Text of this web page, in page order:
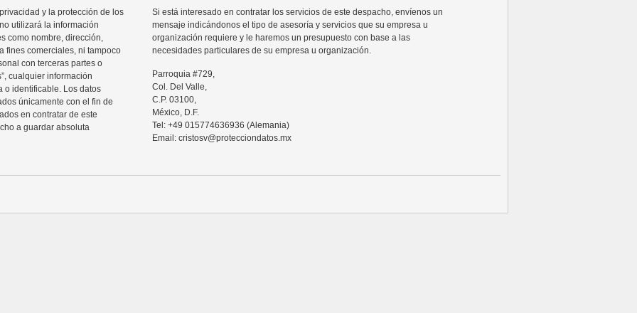
y la protección de los
utilizará la información
como nombre, dirección,
fines comerciales, ni tampoco
con terceras partes o
cualquier información
o identificable. Los datos
únicamente con el fin de
en contratar de este
a guardar absoluta
Si está interesado en contratar los servicios de este despacho, envíenos un
mensaje indicándonos el tipo de asesoría y servicios que su empresa u
organización requiere y le haremos un presupuesto con base a las
necesidades particulares de su empresa u organización.
Parroquia #729,
Col. Del Valle,
C.P. 03100,
México, D.F.
Tel: +49 015774636936 (Alemania)
Email: cristosv@protecciondatos.mx